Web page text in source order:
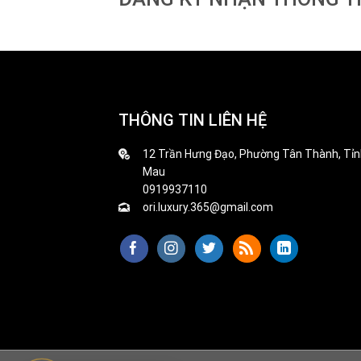
THÔNG TIN LIÊN HỆ
12 Trần Hưng Đạo, Phường Tân Thành,
Mau
0919937110
ori.luxury.365@gmail.com